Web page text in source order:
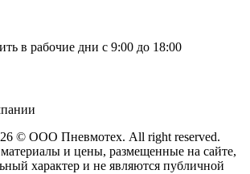
в рабочие дни с 9:00 до 18:00
© ООО Пневмотех. All right reserved.
и цены, размещенные на сайте,
характер и не являются публичной